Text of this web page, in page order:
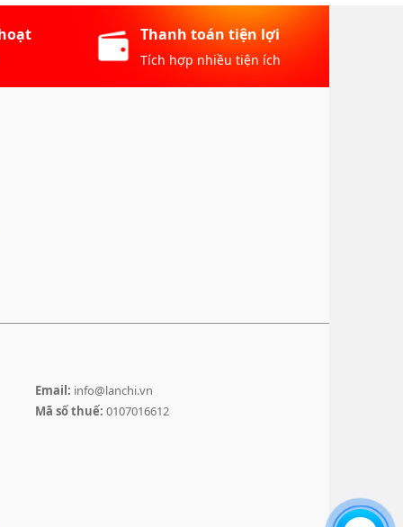
Thanh toán tiện lợi
Tích hợp nhiều tiện ích
Email: info@lanchi.vn
Mã số thuế: 0107016612